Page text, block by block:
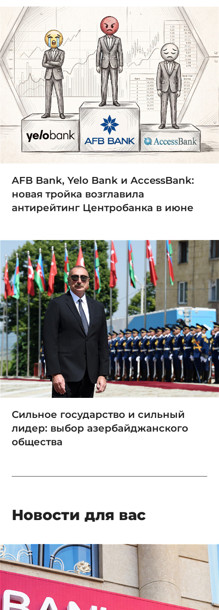
AFB Bank, Yelo Bank и AccessBank:
новая тройка возглавила
антирейтинг Центробанка в июне
Сильное государство и сильный
лидер: выбор азербайджанского
общества
Новости для вас